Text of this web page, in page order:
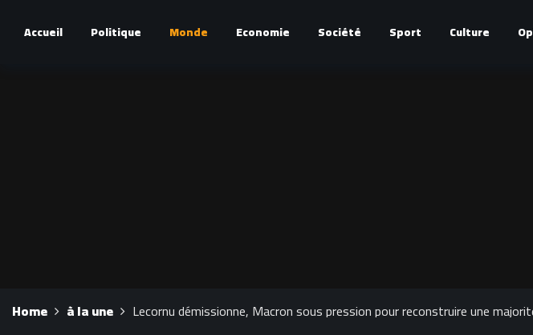
Accueil Politique Monde Economie Société Sport Culture
Home à la une Lecornu démissionne, Macron sous pression pour reconstruire une